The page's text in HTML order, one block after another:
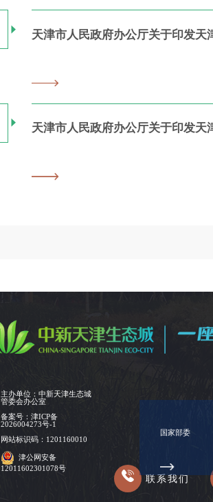
天津市人民政府办公厅关于印发
天津市人民政府办公厅关于印发
主办单位：中新天津生态城
管委会办公室
备案号：津ICP备
2026004273号-1
网站标识码：1201160010
津公网安备
12011602301078号
联系我们
国家部委